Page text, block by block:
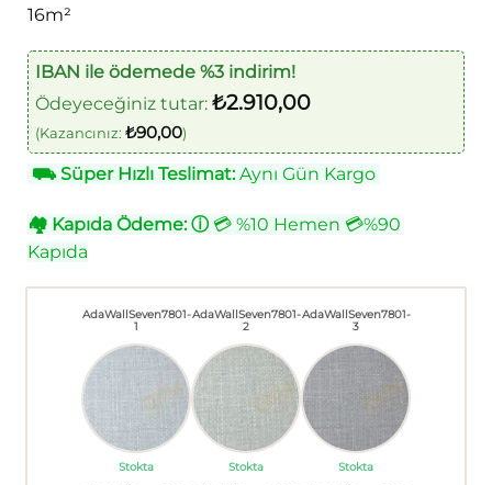
16m²
IBAN ile ödemede %3 indirim!
Ödeyeceğiniz tutar: ₺2.910,00
(Kazancınız: ₺90,00)
⛟Süper Hızlı Teslimat:Aynı Gün Kargo
🏘 Kapıda Ödeme: ⓘ💳 %10 Hemen 💳%90
Kapıda
AdaWallSeven7801-
1
Stokta
AdaWallSeven7801-
2
Stokta
AdaWallSeven7801-
3
Stokta